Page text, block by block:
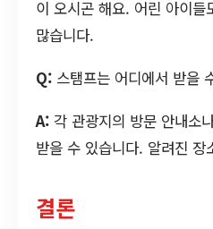
이 오시곤 해요. 어린 아이
많습니다.
Q: 스탬프는 어디에서 받을
A: 각 관광지의 방문 안내소
받을 수 있습니다. 알려진 장
결론